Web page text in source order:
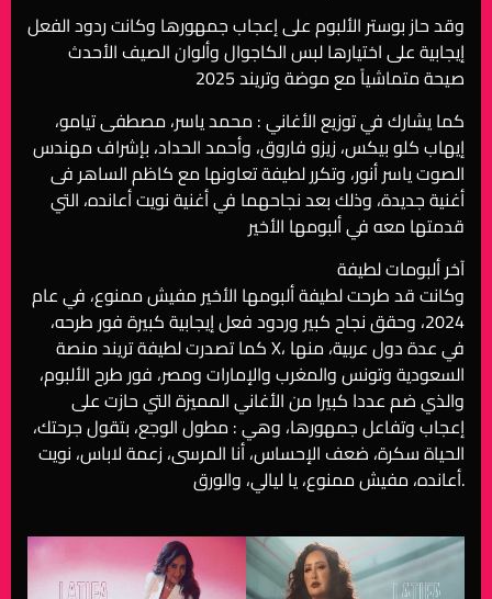
وقد حاز بوستر الألبوم على إعجاب جمهورها وكانت ردود الفعل
إيجابية على اختيارها لبس الكاجوال وألوان الصيف الأحدث
صيحة متماشياً مع موضة وتريند 2025
كما يشارك في توزيع الأغاني : محمد ياسر، مصطفى تيامو،
إيهاب كلو بيكس، زيزو فاروق، وأحمد الحداد، بإشراف مهندس
الصوت ياسر أنور، وتكرر لطيفة تعاونها مع كاظم الساهر فى
أغنية جديدة، وذلك بعد نجاحهما في أغنية نويت أعانده، التي
قدمتها معه في ألبومها الأخير
آخر ألبومات لطيفة
وكانت قد طرحت لطيفة ألبومها الأخير مفيش ممنوع، في عام
2024، وحقق نجاح كبير وردود فعل إيجابية كبيرة فور طرحه،
كما تصدرت لطيفة تريند منصة X، في عدة دول عربية، منها
السعودية وتونس والمغرب والإمارات ومصر، فور طرح الألبوم،
والذي ضم عددا كبيرا من الأغاني المميزة التي حازت على
إعجاب وتفاعل جمهورها، وهي : مطول الوجع، بتقول جرحتك،
الحياة سكرة، ضعف الإحساس، أنا المرسى، زعمة لاباس، نويت
أعانده، مفيش ممنوع، يا ليالي، والورق.